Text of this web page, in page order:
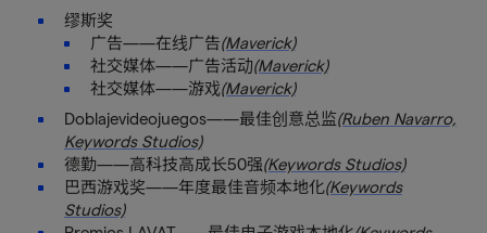
缪斯奖
广告——在线广告(Maverick)
社交媒体——广告活动(Maverick)
社交媒体——游戏(Maverick)
Doblajevideojuegos——最佳创意总监(Ruben Navarro,
Keywords Studios)
德勤——高科技高成长50强(Keywords Studios)
巴西游戏奖——年度最佳音频本地化(Keywords
Studios)